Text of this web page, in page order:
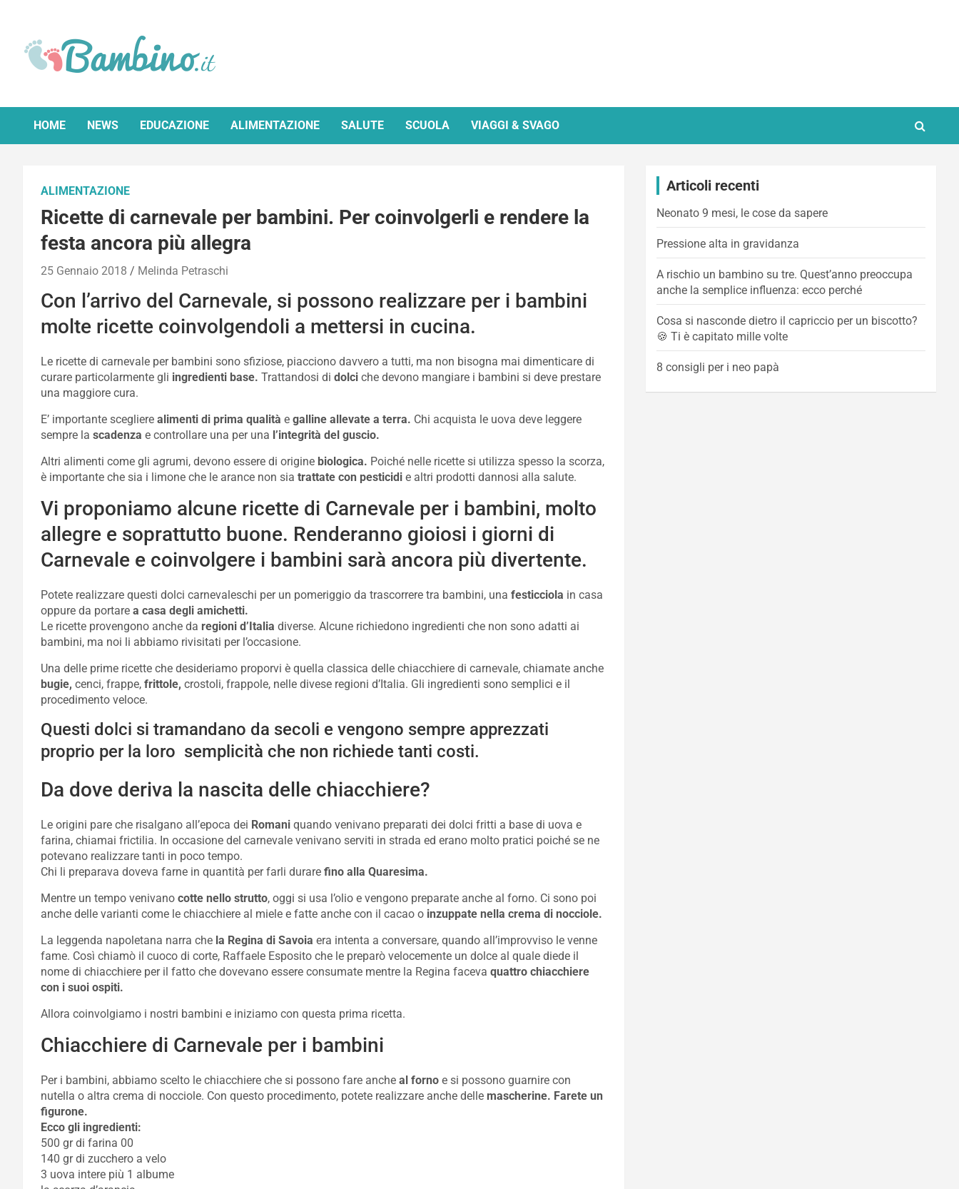
content
Bambino.it
HOME NEWS EDUCAZIONE ALIMENTAZIONE SALUTE SCUOLA VIAGGI & SVAGO
ALIMENTAZIONE
Ricette di carnevale per bambini. Per coinvolgerli e rendere la
festa ancora più allegra
25 Gennaio 2018 Melinda Petraschi
Con l’arrivo del Carnevale, si possono realizzare per i bambini
molte ricette coinvolgendoli a mettersi in cucina.
Le ricette di carnevale per bambini sono sfiziose, piacciono davvero a tutti, ma non bisogna mai dimenticare di
curare particolarmente gli ingredienti base. Trattandosi di dolci che devono mangiare i bambini si deve prestare
una maggiore cura.
E’ importante scegliere alimenti di prima qualità e galline allevate a terra. Chi acquista le uova deve leggere
sempre la scadenza e controllare una per una l’integrità del guscio.
Altri alimenti come gli agrumi, devono essere di origine biologica. Poiché nelle ricette si utilizza spesso la scorza,
è importante che sia i limone che le arance non sia trattate con pesticidi e altri prodotti dannosi alla salute.
Vi proponiamo alcune ricette di Carnevale per i bambini, molto
allegre e soprattutto buone. Renderanno gioiosi i giorni di
Carnevale e coinvolgere i bambini sarà ancora più divertente.
Potete realizzare questi dolci carnevaleschi per un pomeriggio da trascorrere tra bambini, una festicciola in casa
oppure da portare a casa degli amichetti.
Le ricette provengono anche da regioni d’Italia diverse. Alcune richiedono ingredienti che non sono adatti ai
bambini, ma noi li abbiamo rivisitati per l’occasione.
Una delle prime ricette che desideriamo proporvi è quella classica delle chiacchiere di carnevale, chiamate anche
bugie, cenci, frappe, frittole, crostoli, frappole, nelle divese regioni d’Italia. Gli ingredienti sono semplici e il
procedimento veloce.
Questi dolci si tramandano da secoli e vengono sempre apprezzati
proprio per la loro semplicità che non richiede tanti costi.
Da dove deriva la nascita delle chiacchiere?
Le origini pare che risalgano all’epoca dei Romani quando venivano preparati dei dolci fritti a base di uova e
farina, chiamai frictilia. In occasione del carnevale venivano serviti in strada ed erano molto pratici poiché se ne
potevano realizzare tanti in poco tempo.
Chi li preparava doveva farne in quantità per farli durare fino alla Quaresima.
Mentre un tempo venivano cotte nello strutto, oggi si usa l’olio e vengono preparate anche al forno. Ci sono poi
anche delle varianti come le chiacchiere al miele e fatte anche con il cacao o inzuppate nella crema di nocciole.
La leggenda napoletana narra che la Regina di Savoia era intenta a conversare, quando all’improvviso le venne
fame. Così chiamò il cuoco di corte, Raffaele Esposito che le preparò velocemente un dolce al quale diede il
nome di chiacchiere per il fatto che dovevano essere consumate mentre la Regina faceva quattro chiacchiere
con i suoi ospiti.
Allora coinvolgiamo i nostri bambini e iniziamo con questa prima ricetta.
Chiacchiere di Carnevale per i bambini
Per i bambini, abbiamo scelto le chiacchiere che si possono fare anche al forno e si possono guarnire con
nutella o altra crema di nocciole. Con questo procedimento, potete realizzare anche delle mascherine. Farete un
figurone.
Ecco gli ingredienti:
500 gr di farina 00
140 gr di zucchero a velo
3 uova intere più 1 albume
Articoli recenti
Neonato 9 mesi, le cose da sapere
Pressione alta in gravidanza
A rischio un bambino su tre. Quest’anno preoccupa
anche la semplice influenza: ecco perché
Cosa si nasconde dietro il capriccio per un biscotto?
🍪 Ti è capitato mille volte
8 consigli per i neo papà